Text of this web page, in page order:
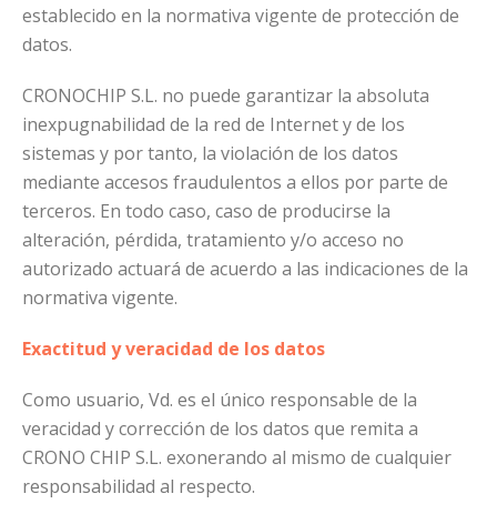
establecido en la normativa vigente de protección de
datos.
CRONOCHIP S.L. no puede garantizar la absoluta
inexpugnabilidad de la red de Internet y de los
sistemas y por tanto, la violación de los datos
mediante accesos fraudulentos a ellos por parte de
terceros. En todo caso, caso de producirse la
alteración, pérdida, tratamiento y/o acceso no
autorizado actuará de acuerdo a las indicaciones de la
normativa vigente.
Exactitud y veracidad de los datos
Como usuario, Vd. es el único responsable de la
veracidad y corrección de los datos que remita a
CRONO CHIP S.L. exonerando al mismo de cualquier
responsabilidad al respecto.